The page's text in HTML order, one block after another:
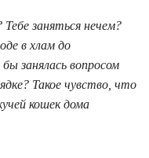
заняться нечем?
в хлам до
занялась вопросом
Такое чувство, что
кошек дома